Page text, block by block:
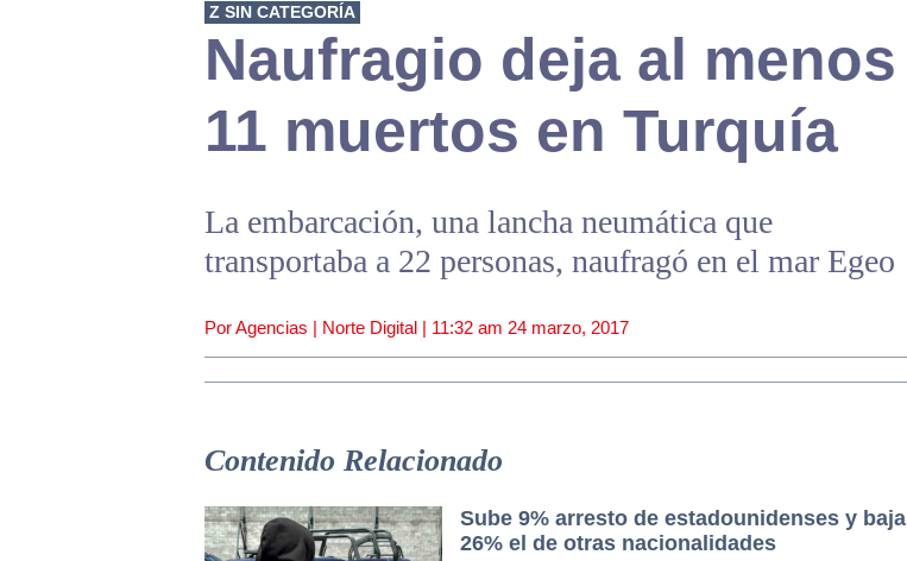
Z SIN CATEGORÍA
Naufragio deja al menos
11 muertos en Turquía
La embarcación, una lancha neumática que
transportaba a 22 personas, naufragó en el mar Egeo
Por Agencias | Norte Digital | 11:32 am 24 marzo, 2017
Contenido Relacionado
Sube 9% arresto de estadounidenses y baja
26% el de otras nacionalidades